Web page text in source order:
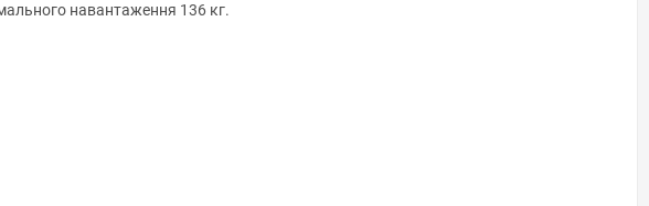
навантаження 136 кг.